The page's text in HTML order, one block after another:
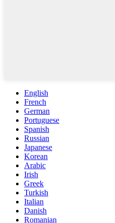
English
French
German
Portuguese
Spanish
Russian
Japanese
Korean
Arabic
Irish
Greek
Turkish
Italian
Danish
Romanian